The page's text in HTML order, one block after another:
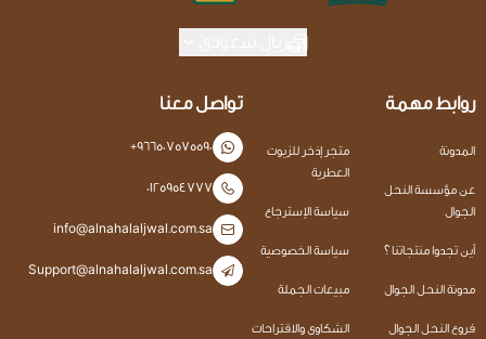
روابط مهمة
المدونة
عن مؤسسة النحل
الجوال
أين تجدوا منتجاتنا ؟
مدونة النحل الجوال
فروع النحل الجوال
متجر إذخر للزيوت
العطرية
سياسة الإسترجاع
سياسة الخصوصية
مبيعات الجملة
الشكاوى والاقتراحات
تواصل معنا
+966507575590
0125954777
info@alnahalaljwal.com.sa
Support@alnahalaljwal.com.sa